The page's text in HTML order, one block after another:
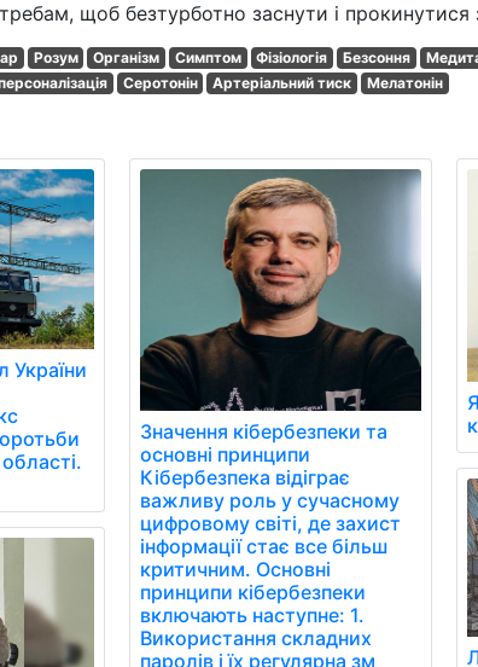
щоб безтурботно заснути і
Розум Організм Симптом Фізіологія Безсоння
Серотонін Артеріальний тиск Мелатонін
Значення кібербезпеки та
основні принципи
Кібербезпека відіграє
важливу роль у сучасному
цифровому світі, де захист
інформації стає все більш
критичним. Основні
принципи кібербезпеки
включають наступне: 1.
Використання складних
паролів і їх регулярна зм